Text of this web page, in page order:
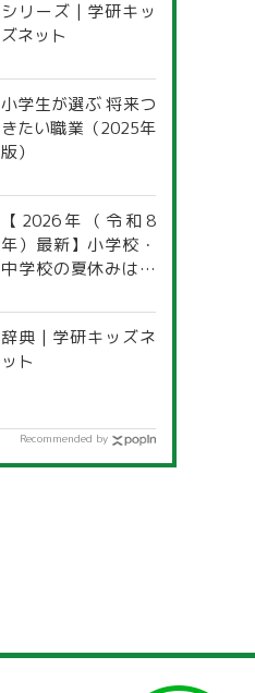
シリーズ | 学研キッ
ズネット
小学生が選ぶ 将来つ
きたい職業（2025年
版）
【2026年（令和8
年）最新】小学校・
中学校の夏休みはい
道府県別「夏季休暇
一覧」
辞典 | 学研キッズネ
ット
Recommended by